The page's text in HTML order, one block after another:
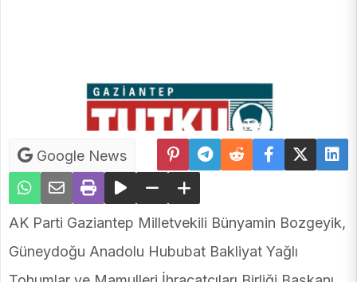
Google News
AK Parti Gaziantep Milletvekili Bünyamin Bozgeyik,
Güneydoğu Anadolu Hububat Bakliyat Yağlı